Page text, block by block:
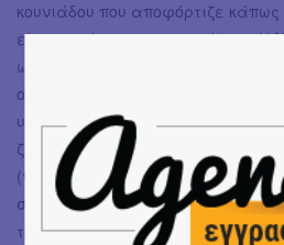
κουνιάδου που αποφόρτιζε κάπως
είναι εκείνες που ξεχωρίζουν. Η
ως σύζυγος-μητέρα, στην
οξύθυμη κατάσταση εμφανίζεται
υπερβολική σε στιγμές, παρά
ζευγαριού είναι ικανοποιητικό. Η
(γιαγιά) και η Νικολέττα
συμπληρώνουν περισσότερο
του ζευγαριού εντός του